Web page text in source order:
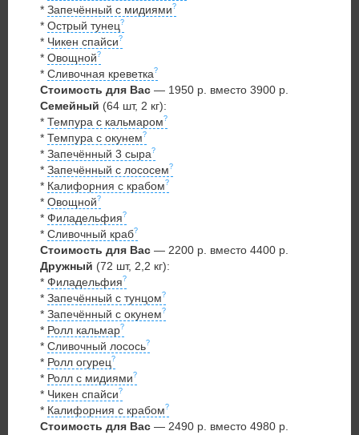
* Запечённый с мидиями
* Острый тунец
* Чикен спайси
* Овощной
* Сливочная креветка
Стоимость для Вас — 1950 р. вместо 3900 р.
Семейный (64 шт, 2 кг):
* Темпура с кальмаром
* Темпура с окунем
* Запечённый 3 сыра
* Запечённый с лососем
* Калифорния с крабом
* Овощной
* Филадельфия
* Сливочный краб
Стоимость для Вас — 2200 р. вместо 4400 р.
Дружный (72 шт, 2,2 кг):
* Филадельфия
* Запечённый с тунцом
* Запечённый с окунем
* Ролл кальмар
* Сливочный лосось
* Ролл огурец
* Ролл с мидиями
* Чикен спайси
* Калифорния с крабом
Стоимость для Вас — 2490 р. вместо 4980 р.